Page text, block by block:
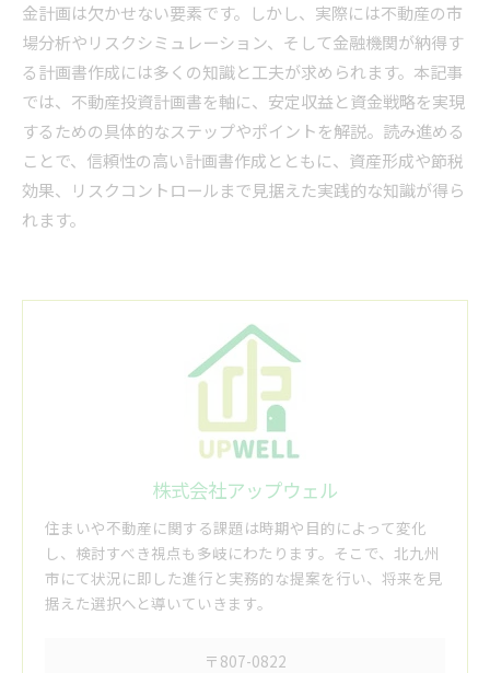
金計画は欠かせない要素です。しかし、実際には不動産の市
場分析やリスクシミュレーション、そして金融機関が納得す
る計画書作成には多くの知識と工夫が求められます。本記事
では、不動産投資計画書を軸に、安定収益と資金戦略を実現
するための具体的なステップやポイントを解説。読み進める
ことで、信頼性の高い計画書作成とともに、資産形成や節税
効果、リスクコントロールまで見据えた実践的な知識が得ら
れます。
株式会社アップウェル
住まいや不動産に関する課題は時期や目的によって変化
し、検討すべき視点も多岐にわたります。そこで、北九州
市にて状況に即した進行と実務的な提案を行い、将来を見
据えた選択へと導いていきます。
〒807-0822